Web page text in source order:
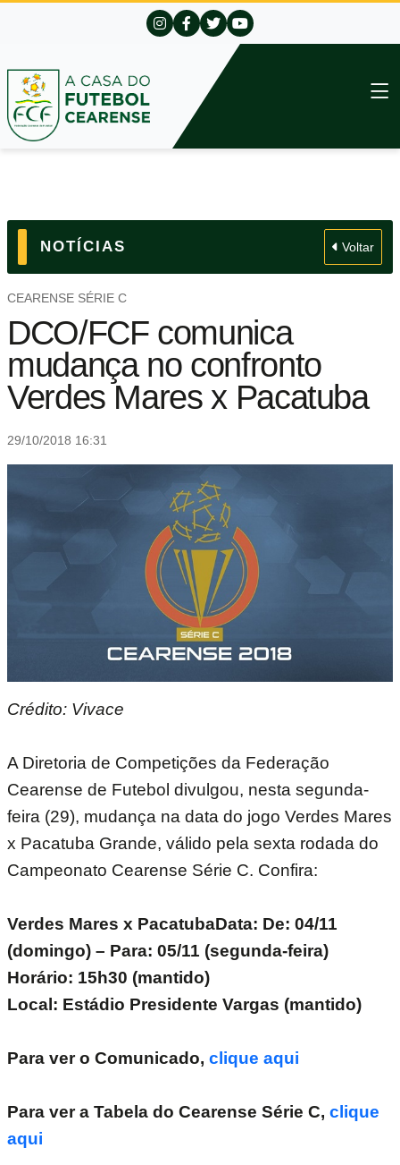
NOTÍCIAS Voltar
CEARENSE SÉRIE C
DCO/FCF comunica
mudança no confronto
Verdes Mares x Pacatuba
29/10/2018 16:31
Crédito: Vivace
A Diretoria de Competições da Federação
Cearense de Futebol divulgou, nesta segunda-
feira (29), mudança na data do jogo Verdes Mares
x Pacatuba Grande, válido pela sexta rodada do
Campeonato Cearense Série C. Confira:
Verdes Mares x PacatubaData: De: 04/11
(domingo) – Para: 05/11 (segunda-feira)
Horário: 15h30 (mantido)
Local: Estádio Presidente Vargas (mantido)
Para ver o Comunicado, clique aqui
Para ver a Tabela do Cearense Série C, clique
aqui